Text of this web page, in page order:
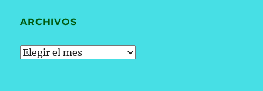
ARCHIVOS
Archivos